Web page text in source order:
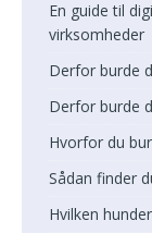
En guide til
virksomheder
Derfor burde
Derfor burde
Hvorfor du
Sådan finder
Hvilken